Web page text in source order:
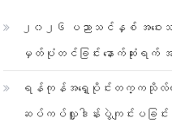
၂၀၂၆ ပညာသင်နှစ် အဝေးသ
မှတ်ပုံတင်ခြင်း နောက်ဆုံးရက် အသိပ
ရန်ကုန်အရှေ့ပိုင်းတက္ကသိုလ်၏
ဆပ်ကပ်လှူဒါန်းပွဲကျင်းပခြင်း